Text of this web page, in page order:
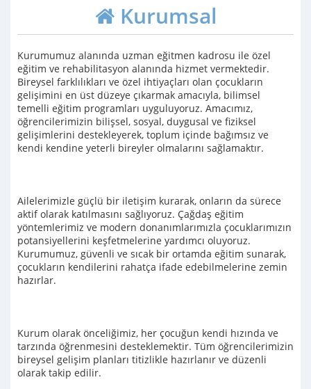
Kurumsal
Kurumumuz alanında uzman eğitmen kadrosu ile özel
eğitim ve rehabilitasyon alanında hizmet vermektedir.
Bireysel farklılıkları ve özel ihtiyaçları olan çocukların
gelişimini en üst düzeye çıkarmak amacıyla, bilimsel
temelli eğitim programları uyguluyoruz. Amacımız,
öğrencilerimizin bilişsel, sosyal, duygusal ve fiziksel
gelişimlerini destekleyerek, toplum içinde bağımsız ve
kendi kendine yeterli bireyler olmalarını sağlamaktır.
Ailelerimizle güçlü bir iletişim kurarak, onların da sürece
aktif olarak katılmasını sağlıyoruz. Çağdaş eğitim
yöntemlerimiz ve modern donanımlarımızla çocuklarımızın
potansiyellerini keşfetmelerine yardımcı oluyoruz.
Kurumumuz, güvenli ve sıcak bir ortamda eğitim sunarak,
çocukların kendilerini rahatça ifade edebilmelerine zemin
hazırlar.
Kurum olarak önceliğimiz, her çocuğun kendi hızında ve
tarzında öğrenmesini desteklemektir. Tüm öğrencilerimizin
bireysel gelişim planları titizlikle hazırlanır ve düzenli
olarak takip edilir.